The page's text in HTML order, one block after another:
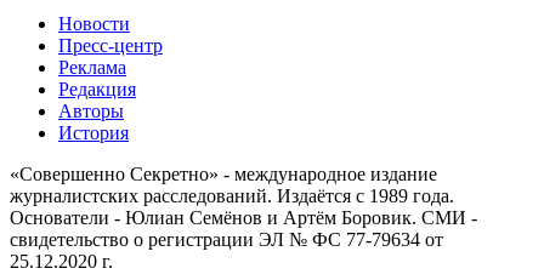
Новости
Пресс-центр
Реклама
Редакция
Авторы
История
«Совершенно Секретно» - международное издание
журналистских расследований. Издаётся с 1989 года.
Основатели - Юлиан Семёнов и Артём Боровик. CМИ -
свидетельство о регистрации ЭЛ № ФС 77-79634 от
25.12.2020 г.